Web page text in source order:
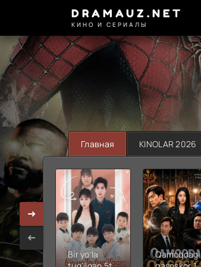
DRAMAUZ.NET
КИНО И СЕРИАЛЫ
Главная KINOLAR 2026
Bir yo'la
Qamoqdagi